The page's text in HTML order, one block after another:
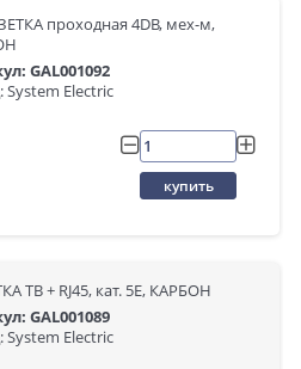
проходная 4DB, мех-м,
GAL001092
System Electric
купить
ТВ + RJ45, кат. 5Е, КАРБОН
GAL001089
System Electric